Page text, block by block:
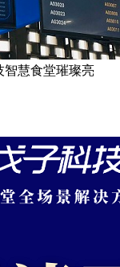
智慧食堂璀璨亮